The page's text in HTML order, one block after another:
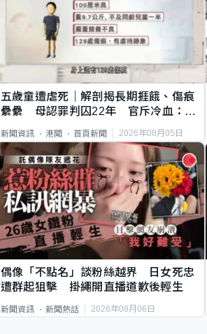
五歲童遭虐死｜解剖揭長期捱餓、傷痕
纍纍 母認罪判囚22年 官斥冷血：同
新聞資訊 港聞 首頁新聞 2026年08月05日
偶像「不點名」談粉絲越界 日女死忠
遭群起狙擊 掛繩開直播道歉後輕生
新聞資訊 新聞熱話 2026年08月06日